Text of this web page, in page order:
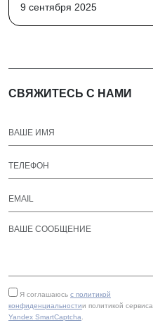
9 сентября 2025
СВЯЖИТЕСЬ С НАМИ
Я соглашаюсь с политикой
конфиденциальностии политикой сервиса
Yandex SmartCaptcha